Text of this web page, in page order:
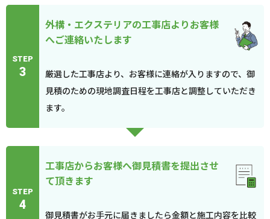
STEP
3
外構・エクステリアの工事店よりお客様
へご連絡いたします
厳選した工事店より、お客様に連絡が入りますので、御
見積のための現地調査日程を工事店と調整していただき
ます。
STEP
4
工事店からお客様へ御見積書を提出させ
て頂きます
御見積書がお手元に届きましたら金額と施工内容を比較